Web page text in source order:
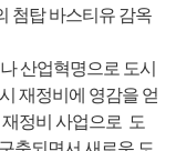
첨탑 바스티유 감옥
산업혁명으로 도시
재정비에 영감을 얻
정비 사업으로 도